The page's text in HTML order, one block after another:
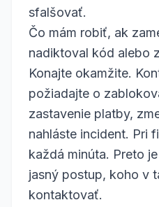
sfalšovať.
Čo mám robiť, ak
nadiktoval kód alebo
Konajte okamžite.
požiadajte o
zastavenie platby,
nahláste incident. Pri
každá minúta. Preto
jasný postup, koho v
kontaktovať.